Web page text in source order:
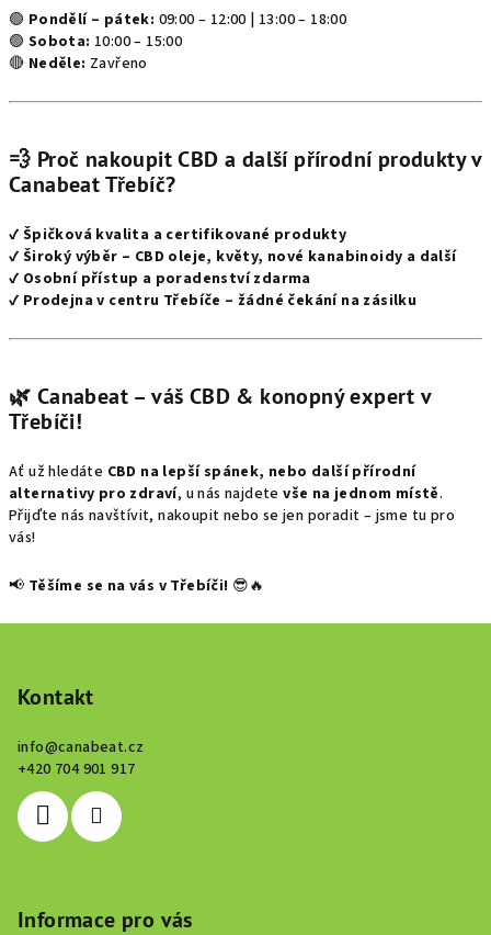
🟢 Pondělí – pátek: 09:00 – 12:00 | 13:00 – 18:00
🟢 Sobota: 10:00 – 15:00
🔴 Neděle: Zavřeno
💨 Proč nakoupit CBD a další přírodní produkty v
Canabeat Třebíč?
✔ Špičková kvalita a certifikované produkty
✔ Široký výběr – CBD oleje, květy, nové kanabinoidy a další
✔ Osobní přístup a poradenství zdarma
✔ Prodejna v centru Třebíče – žádné čekání na zásilku
🌿 Canabeat – váš CBD & konopný expert v
Třebíči!
Ať už hledáte CBD na lepší spánek, nebo další přírodní
alternativy pro zdraví, u nás najdetevše na jednom místě.
Přijďte nás navštívit, nakoupit nebo se jen poradit – jsme tu pro
vás!
📢 Těšíme se na vás v Třebíči! 😎🔥
Kontakt
info@canabeat.cz
+420 704 901 917
Informace pro vás